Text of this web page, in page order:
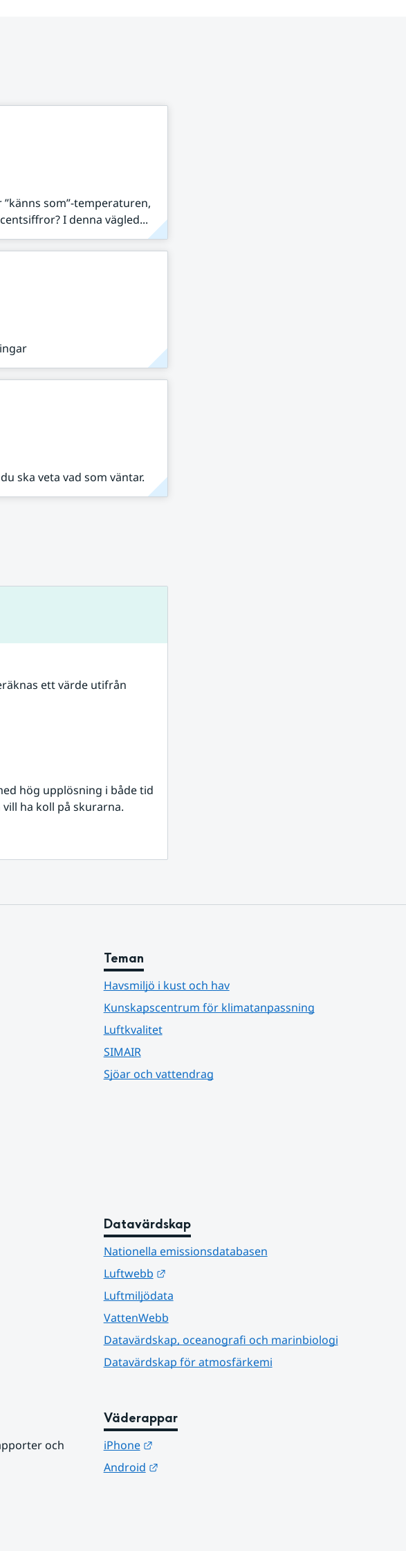
som”-temperaturen,
I denna vägled...
ska veta vad som väntar.
ett värde utifrån
hög upplösning i både tid
ha koll på skurarna.
Teman
Havsmiljö i kust och hav
Kunskapscentrum för klimatanpassning
Luftkvalitet
SIMAIR
Sjöar och vattendrag
Datavärdskap
Nationella emissionsdatabasen
Luftwebb
Länk till annan webbplats.
Luftmiljödata
VattenWebb
Datavärdskap, oceanografi och marinbiologi
Datavärdskap för atmosfärkemi
och
Väderappar
iPhone
Länk till annan webbplats.
Android
Länk till annan webbplats.